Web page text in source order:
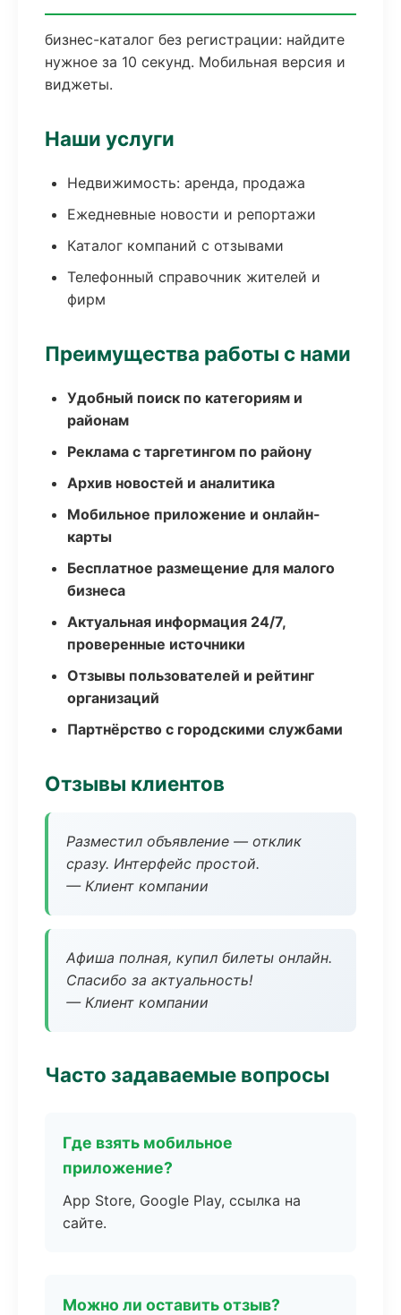
бизнес-каталог без регистрации: найдите
нужное за 10 секунд. Мобильная версия и
виджеты.
Наши услуги
Недвижимость: аренда, продажа
Ежедневные новости и репортажи
Каталог компаний с отзывами
Телефонный справочник жителей и
фирм
Преимущества работы с нами
Удобный поиск по категориям и
районам
Реклама с таргетингом по району
Архив новостей и аналитика
Мобильное приложение и онлайн-
карты
Бесплатное размещение для малого
бизнеса
Актуальная информация 24/7,
проверенные источники
Отзывы пользователей и рейтинг
организаций
Партнёрство с городскими службами
Отзывы клиентов
Разместил объявление — отклик
сразу. Интерфейс простой.
— Клиент компании
Афиша полная, купил билеты онлайн.
Спасибо за актуальность!
— Клиент компании
Часто задаваемые вопросы
Где взять мобильное
приложение?
App Store, Google Play, ссылка на
сайте.
Можно ли оставить отзыв?